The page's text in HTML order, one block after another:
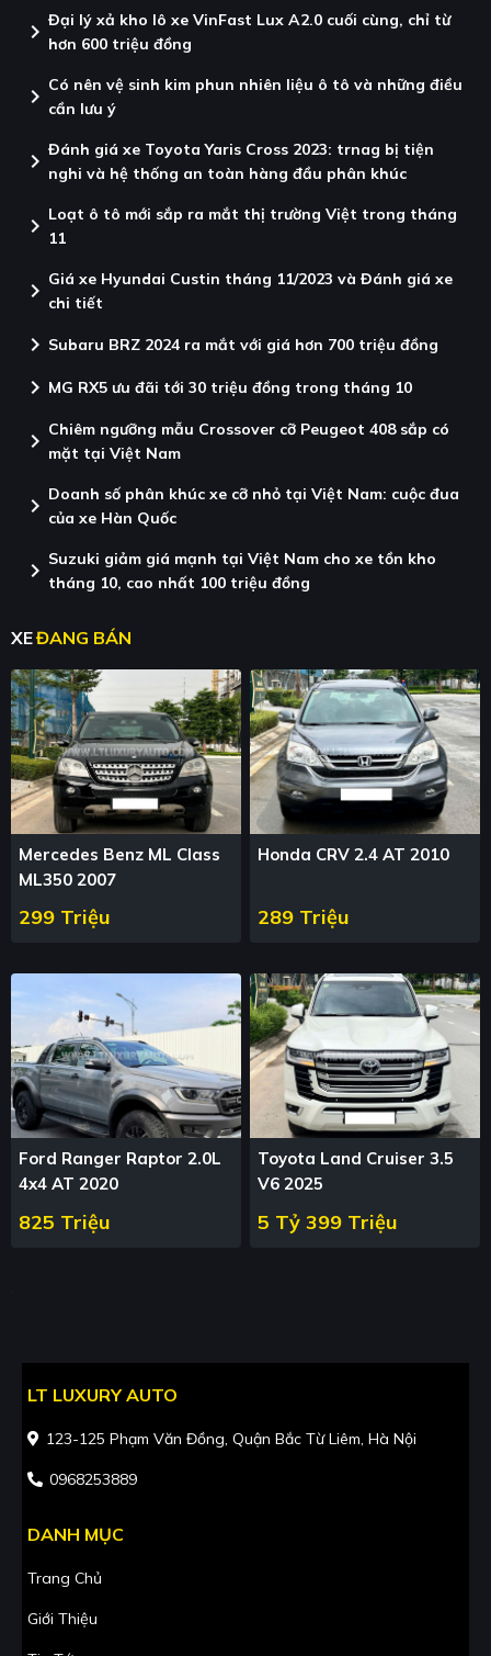
chevron_right Đại lý xả kho lô xe VinFast Lux A2.0 cuối cùng, chỉ từ
hơn 600 triệu đồng
chevron_right Có nên vệ sinh kim phun nhiên liệu ô tô và những điều
cần lưu ý
chevron_right Đánh giá xe Toyota Yaris Cross 2023: trnag bị tiện
nghi và hệ thống an toàn hàng đầu phân khúc
chevron_right Loạt ô tô mới sắp ra mắt thị trường Việt trong tháng
11
chevron_right Giá xe Hyundai Custin tháng 11/2023 và Đánh giá xe
chi tiết
chevron_right Subaru BRZ 2024 ra mắt với giá hơn 700 triệu đồng
chevron_right MG RX5 ưu đãi tới 30 triệu đồng trong tháng 10
chevron_right Chiêm ngưỡng mẫu Crossover cỡ Peugeot 408 sắp có
mặt tại Việt Nam
chevron_right Doanh số phân khúc xe cỡ nhỏ tại Việt Nam: cuộc đua
của xe Hàn Quốc
chevron_right Suzuki giảm giá mạnh tại Việt Nam cho xe tồn kho
tháng 10, cao nhất 100 triệu đồng
XEĐANG BÁN
Mercedes Benz ML Class
ML350 2007
299 Triệu
Honda CRV 2.4 AT 2010
289 Triệu
Ford Ranger Raptor 2.0L
4x4 AT 2020
825 Triệu
Toyota Land Cruiser 3.5
V6 2025
5 Tỷ 399 Triệu
LT LUXURY AUTO
123-125 Phạm Văn Đồng, Quận Bắc Từ Liêm, Hà Nội
0968253889
DANH MỤC
Trang Chủ
Giới Thiệu